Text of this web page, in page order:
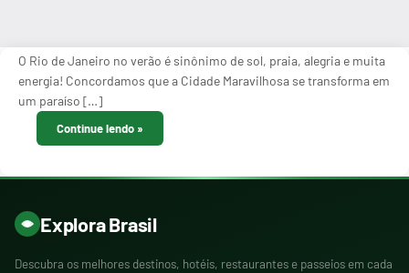
O Rio de Janeiro no verão é sinônimo de sol, praia, alegria e muita
energia! Concordamos que a Cidade Maravilhosa se transforma em
um paraíso […]
Continue lendo
Explora Brasil
Descubra os melhores destinos, hotéis, restaurantes e passeios em cada